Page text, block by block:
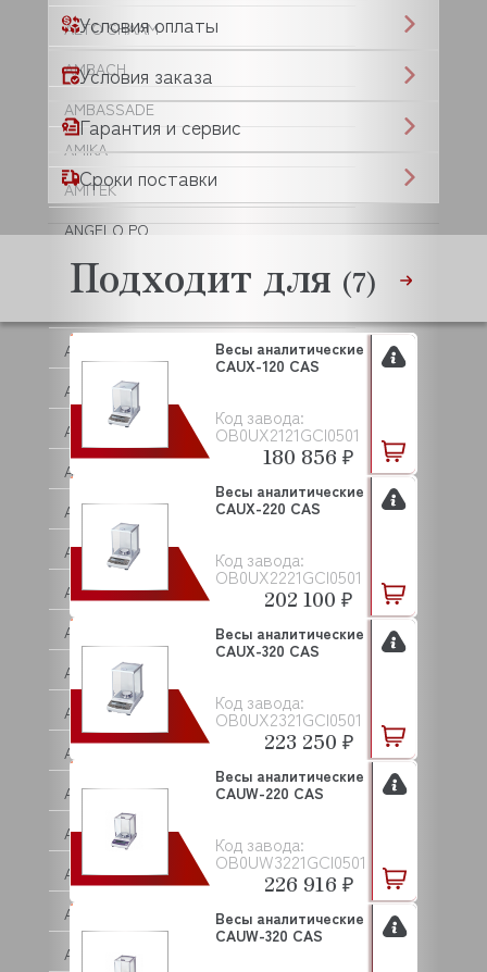
ALTO SHAAM
AMBACH
AMBASSADE
AMIKA
AMITEK
ANGELO PO
ANIMO
ANVIL
APACH
APS
AQUA
ARISTARCO
ARKTO
ARTHERMO
ASCASO
ASCO
ASCOBLOC
ASCON TECNOLOGIC
ASF/THOMAS
ASKO
ASSUM
ATA
ATEA
Условия оплаты
Условия заказа
Гарантия и сервис
Сроки поставки
Подходит для (7)
Код завода:
OB0UX2121GCI0501
Весы аналитические
CAUX-120 CAS
180 856 ₽
Код завода:
OB0UX2221GCI0501
Весы аналитические
CAUX-220 CAS
202 100 ₽
Код завода:
OB0UX2321GCI0501
Весы аналитические
CAUX-320 CAS
223 250 ₽
Код завода:
OB0UW3221GCI0501
Весы аналитические
CAUW-220 CAS
226 916 ₽
Весы аналитические
CAUW-320 CAS